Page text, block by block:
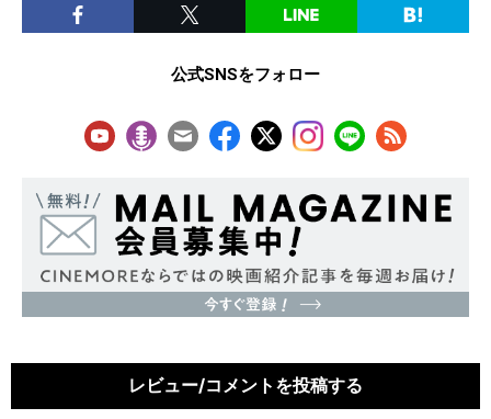
公式SNSをフォロー
レビュー/コメントを投稿する